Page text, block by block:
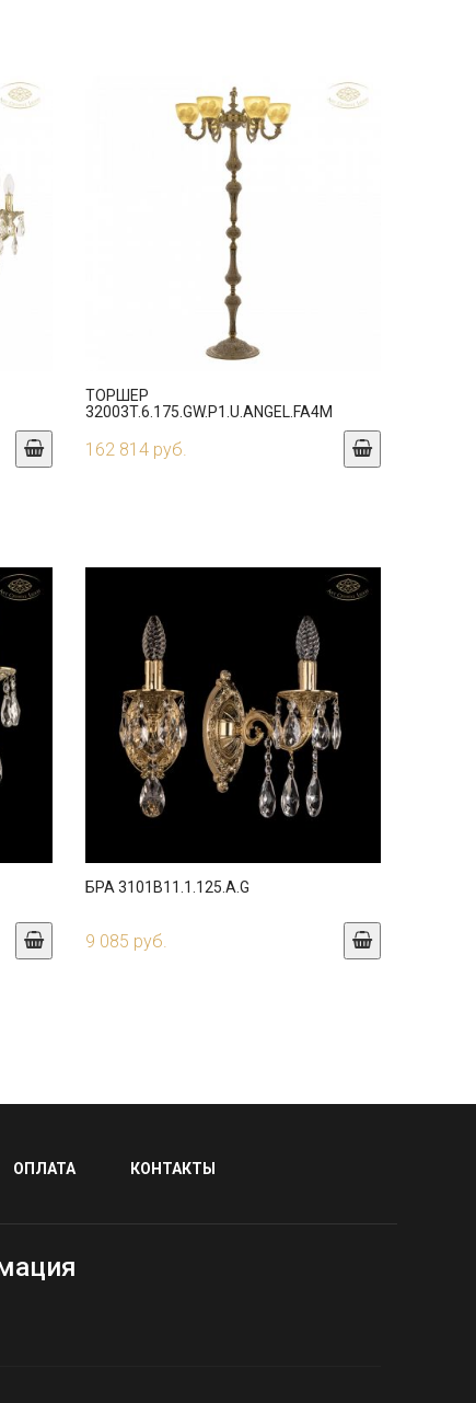
ТОРШЕР
32003T.6.175.GW.P1.U.ANGEL.FA4M
162 814 руб.
БРА 3101B11.1.125.A.G
9 085 руб.
ОПЛАТА КОНТАКТЫ